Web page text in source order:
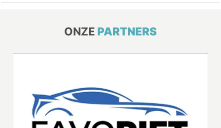
ONZE PARTNERS